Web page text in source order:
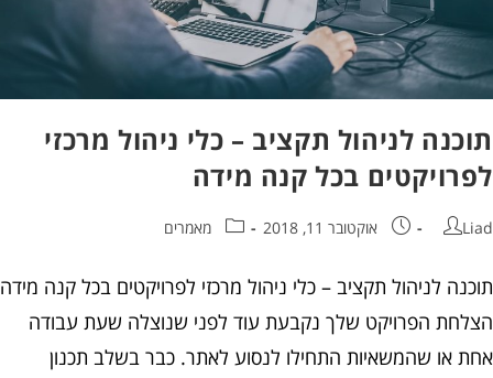
לניהול תקציב – כלי ניהול מרכזי
בכל קנה מידה
אוקטובר 11, 2018 מאמרים
לניהול תקציב – כלי ניהול מרכזי לפרויקטים בכל קנה מידה
הפרויקט שלך נקבעת עוד לפני שנוצלה שעת עבודה
או שהמשאיות התחילו לנסוע לאתר. כבר בשלב תכנון